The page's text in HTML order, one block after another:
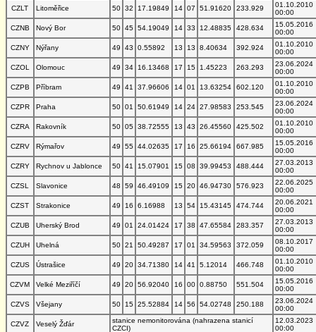
CZLT
Litoměřice 50 32 17.19849 14 07 51.91620 233.929
01.10.2010
00:00
CZNB
Nový Bor 50 45 54.19049 14 33 12.48835 428.634
15.05.2016
00:00
CZNY
Nýřany 49 43 0.55892 13 13 8.40634 392.924
01.10.2010
00:00
CZOL
Olomouc 49 34 16.13468 17 15 1.45223 263.293
23.06.2024
00:00
CZPB
Příbram 49 41 37.96606 14 01 13.63254 602.120
01.10.2010
00:00
CZPR
Praha 50 01 50.61949 14 24 27.98583 253.545
23.06.2024
00:00
CZRA
Rakovník 50 05 38.72555 13 43 26.45560 425.502
01.10.2010
00:00
CZRV
Rýmařov 49 55 44.02635 17 16 25.66194 667.985
15.05.2016
00:00
CZRY
Rychnov u Jablonce 50 41 15.07901 15 08 39.99453 488.444
27.03.2013
00:00
CZSL
Slavonice 48 59 46.49109 15 20 46.94730 576.923
22.06.2025
00:00
CZST
Strakonice 49 16 6.16988 13 54 15.43145 474.744
20.06.2021
00:00
CZUB
Uherský Brod 49 01 24.01424 17 38 47.65584 283.357
27.03.2013
00:00
CZUH
Uhelná 50 21 50.49287 17 01 34.59563 372.059
08.10.2017
00:00
CZUS
Ústrašice 49 20 34.71380 14 41 5.12014 466.748
01.10.2010
00:00
CZVM
Velké Meziříčí 49 20 56.92040 16 00 0.88750 551.504
15.05.2016
00:00
CZVS
Všejany 50 15 25.52884 14 56 54.02748 250.188
23.06.2024
00:00
CZVZ
Veselý Žďár
stanice nemonitorována (nahrazena stanicí
CZCI)
12.03.2023
00:00